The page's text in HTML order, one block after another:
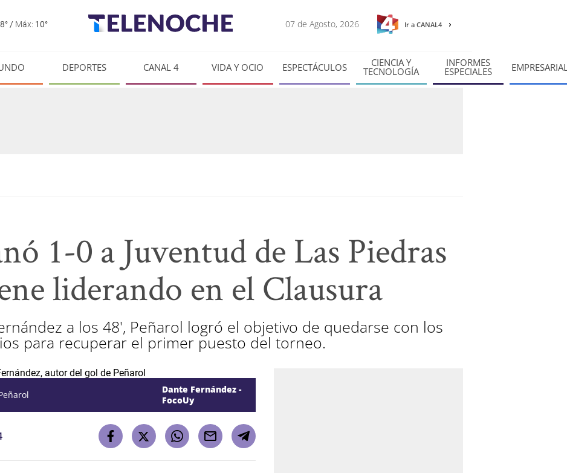
8° / Máx: 10° 07 de Agosto, 2026 Ir a CANAL4
DEPORTES CANAL 4 VIDA Y OCIO ESPECTÁCULOS CIENCIA Y
TECNOLOGÍA
INFORMES
ESPECIALES
1-0 a Juventud de Las Piedras
liderando en el Clausura
a los 48', Peñarol logró el objetivo de quedarse con los
para recuperar el primer puesto del torneo.
Dante Fernández -
FocoUy